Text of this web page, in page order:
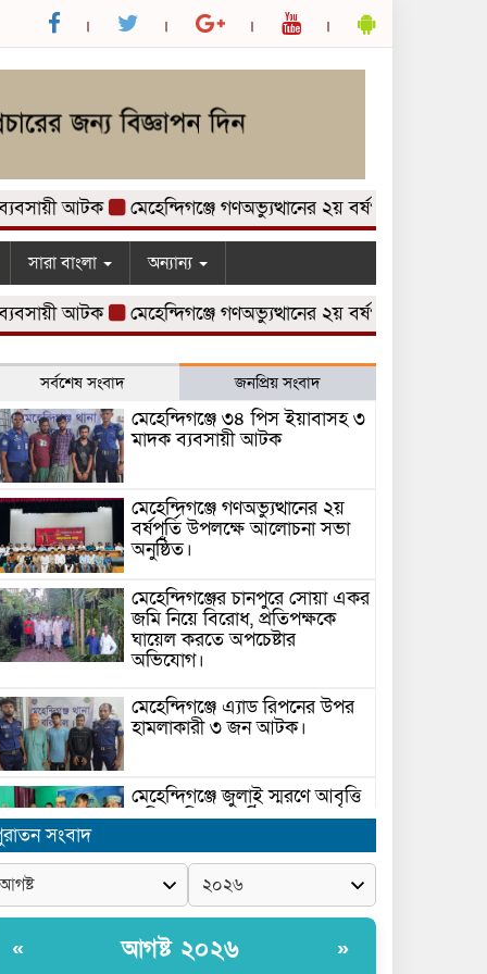
আটক মেহেন্দিগঞ্জে গণঅভ্যুত্থানের ২য় বর্ষপূর্তি উপলক্ষে
সারা বাংলা অন্যান্য
আটক মেহেন্দিগঞ্জে গণঅভ্যুত্থানের ২য় বর্ষপূর্তি উপলক্ষে
সর্বশেষ সংবাদ জনপ্রিয় সংবাদ
মেহেন্দিগঞ্জে ৩৪ পিস ইয়াবাসহ ৩
মাদক ব্যবসায়ী আটক
মেহেন্দিগঞ্জে গণঅভ্যুত্থানের ২য়
বর্ষপূর্তি উপলক্ষে আলোচনা সভা
অনুষ্ঠিত।
মেহেন্দিগঞ্জের চানপুরে সোয়া একর
জমি নিয়ে বিরোধ, প্রতিপক্ষকে
ঘায়েল করতে অপচেষ্টার
অভিযোগ।
মেহেন্দিগঞ্জে এ্যাড রিপনের উপর
হামলাকারী ৩ জন আটক।
মেহেন্দিগঞ্জে জুলাই স্মরণে আবৃত্তি
প্রতিযোগিতা অনুষ্ঠিত।
সরকার ঘোষিত ফ্যামিলি কার্ড
সংক্রান্ত মাঠ পর্যায়ে তথ্য সংগ্রহে
মাঠকর্মীদের স্বচ্ছতা নিশ্চিত করনে
ধারনা প্রদান করেন নৌপরিবহন প্রতিমন্ত্রী রাজিব
সংবাদ
« আগষ্ট ২০২৬ »